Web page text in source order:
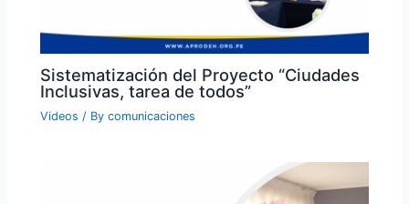
Sistematización del Proyecto “Ciudades
Inclusivas, tarea de todos”
Videos / Bycomunicaciones